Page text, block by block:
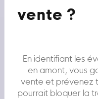
vente ?
En identifiant les
en amont, vous
vente et prévenez
pourrait bloquer la